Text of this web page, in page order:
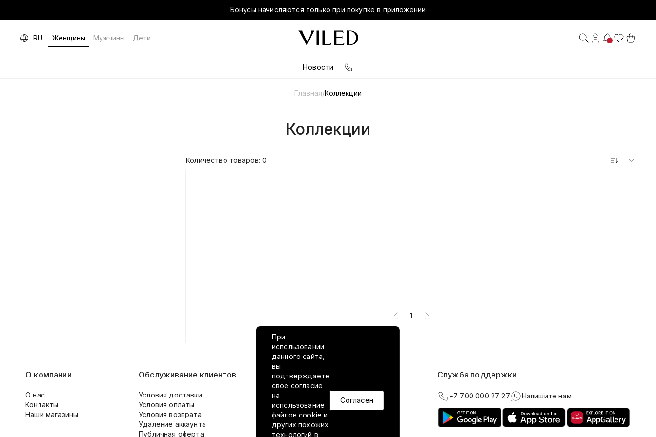
Бонусы начисляются только при покупке в приложении
RU Женщины Мужчины Дети
Новости
Главная/Коллекции
Коллекции
Количество товаров: 0
1
При
использовании
данного сайта,
вы
подтверждаете
свое согласие
на
использование
файлов cookie и
других похожих
технологий в
Согласен
О компании
О нас
Контакты
Наши магазины
Обслуживание клиентов
Условия доставки
Условия оплаты
Условия возврата
Удаление аккаунта
Публичная оферта
VILED в соцсетях Служба поддержки
+7 700 000 27 27 Напишите нам